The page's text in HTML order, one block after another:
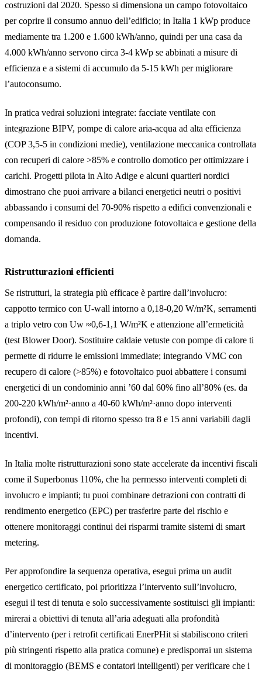
costruzioni dal 2020. Spesso si dimensiona un campo fotovoltaico
per coprire il consumo annuo dell’edificio; in Italia 1 kWp produce
mediamente tra 1.200 e 1.600 kWh/anno, quindi per una casa da
4.000 kWh/anno servono circa 3-4 kWp se abbinati a misure di
efficienza e a sistemi di accumulo da 5-15 kWh per migliorare
l’autoconsumo.
In pratica vedrai soluzioni integrate: facciate ventilate con
integrazione BIPV, pompe di calore aria‑acqua ad alta efficienza
(COP 3,5-5 in condizioni medie), ventilazione meccanica controllata
con recuperi di calore >85% e controllo domotico per ottimizzare i
carichi. Progetti pilota in Alto Adige e alcuni quartieri nordici
dimostrano che puoi arrivare a bilanci energetici neutri o positivi
abbassando i consumi del 70-90% rispetto a edifici convenzionali e
compensando il residuo con produzione fotovoltaica e gestione della
domanda.
Ristrutturazioni efficienti
Se ristrutturi, la strategia più efficace è partire dall’involucro:
cappotto termico con U-wall intorno a 0,18-0,20 W/m²K, serramenti
a triplo vetro con Uw ≈0,6-1,1 W/m²K e attenzione all’ermeticità
(test Blower Door). Sostituire caldaie vetuste con pompe di calore ti
permette di ridurre le emissioni immediate; integrando VMC con
recupero di calore (>85%) e fotovoltaico puoi abbattere i consumi
energetici di un condominio anni ’60 dal 60% fino all’80% (es. da
200-220 kWh/m²·anno a 40-60 kWh/m²·anno dopo interventi
profondi), con tempi di ritorno spesso tra 8 e 15 anni variabili dagli
incentivi.
In Italia molte ristrutturazioni sono state accelerate da incentivi fiscali
come il Superbonus 110%, che ha permesso interventi completi di
involucro e impianti; tu puoi combinare detrazioni con contratti di
rendimento energetico (EPC) per trasferire parte del rischio e
ottenere monitoraggi continui dei risparmi tramite sistemi di smart
metering.
Per approfondire la sequenza operativa, esegui prima un audit
energetico certificato, poi prioritizza l’intervento sull’involucro,
esegui il test di tenuta e solo successivamente sostituisci gli impianti:
mirerai a obiettivi di tenuta all’aria adeguati alla profondità
d’intervento (per i retrofit certificati EnerPHit si stabiliscono criteri
più stringenti rispetto alla pratica comune) e predisporrai un sistema
di monitoraggio (BEMS e contatori intelligenti) per verificare che i